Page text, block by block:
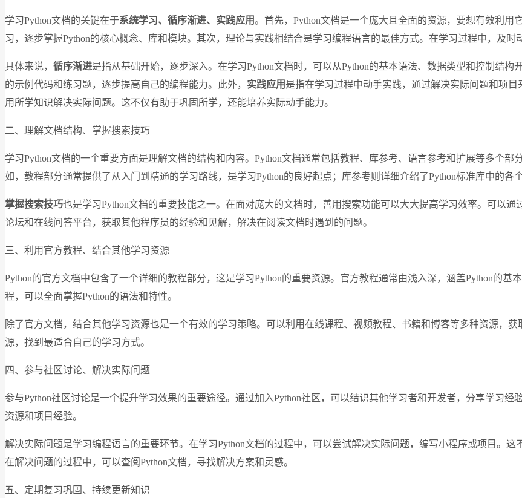
学习Python文档的关键在于系统学习、循序渐进、实践应用。首先，Python文档是一个庞大且全面的资源，要想有效利
习，逐步掌握Python的核心概念、库和模块。其次，理论与实践相结合是学习编程语言的最佳方式。在学习过程中，及
具体来说， 循序渐进是指从基础开始，逐步深入。在学习Python文档时，可以从Python的基本语法、数据类型和控制结
的示例代码和练习题，逐步提高自己的编程能力。此外， 实践应用 是指在学习过程中动手实践，通过解决实际问题和项
用所学知识解决实际问题。这不仅有助于巩固所学，还能培养实际动手能力。
二、理解文档结构、掌握搜索技巧
学习Python文档的一个重要方面是理解文档的结构和内容。Python文档通常包括教程、库参考、语言参考和扩展等多个
如，教程部分通常提供了从入门到精通的学习路线，是学习Python的良好起点；库参考则详细介绍了Python标准库中的各
掌握搜索技巧也是学习Python文档的重要技能之一。在面对庞大的文档时，善用搜索功能可以大大提高学习效率。可以通
论坛和在线问答平台，获取其他程序员的经验和见解，解决在阅读文档时遇到的问题。
三、利用官方教程、结合其他学习资源
Python的官方文档中包含了一个详细的教程部分，这是学习Python的重要资源。官方教程通常由浅入深，涵盖Python的
程，可以全面掌握Python的语法和特性。
除了官方文档，结合其他学习资源也是一个有效的学习策略。可以利用在线课程、视频教程、书籍和博客等多种资源，
源，找到最适合自己的学习方式。
四、参与社区讨论、解决实际问题
参与Python社区讨论是一个提升学习效果的重要途径。通过加入Python社区，可以结识其他学习者和开发者，分享学习
资源和项目经验。
解决实际问题是学习编程语言的重要环节。在学习Python文档的过程中，可以尝试解决实际问题，编写小程序或项目。
在解决问题的过程中，可以查阅Python文档，寻找解决方案和灵感。
五、定期复习巩固、持续更新知识